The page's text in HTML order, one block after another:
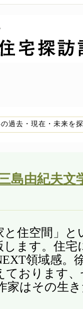
過去・現在・未来を
島由紀夫
住空間」と
します。住宅
領域感。
ております
はその生き